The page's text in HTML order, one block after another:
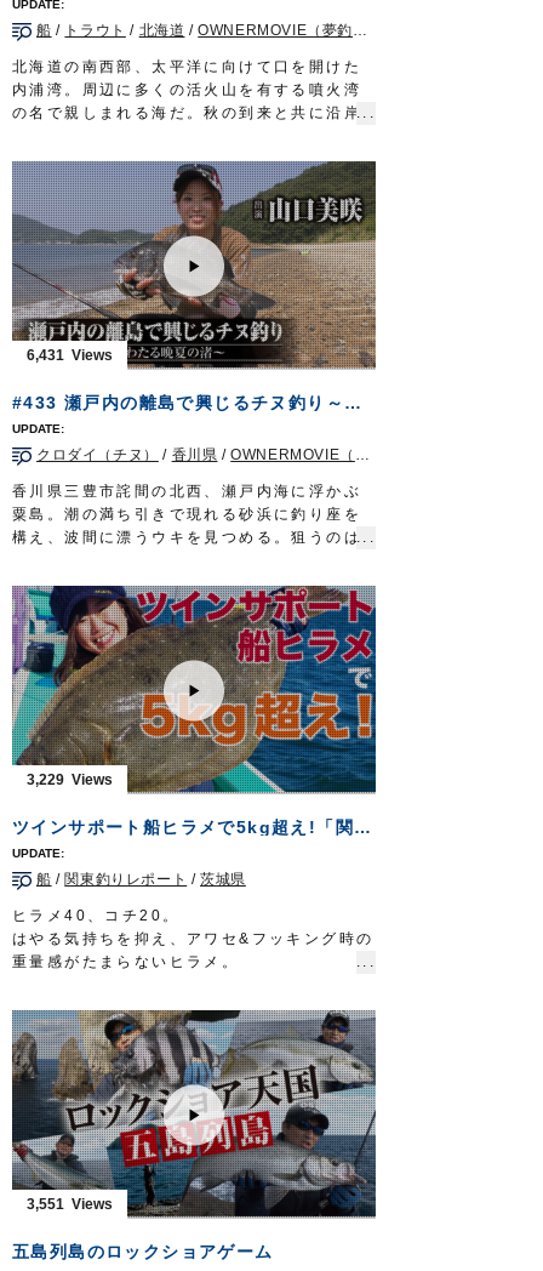
・ファイアツイン120g
・ショートジグアシスト1/0
・STX-58#3
■撮影協力
平戸市田平/あじか磯釣りセンター様
2021年11月20日に放送された『ルアーパラ
おります。
ルアーパラダイス九州TV TVQ九州放送 毎
週土曜日 朝5時30分～6時放送
OWNERMOVIEhttp://ownertv.jp/
オーナーばりwebsite
http://www.owner.co.jp
ルアーパラダイス九州オンライン
http://lurepara.tsuribito.co.jp/
船 / トラウト / 北海道 /OWNERMOVIE（夢釣行）
北海道の南西部、太平洋に向けて口を開けた
内浦湾。周辺に多くの活火山を有する噴火湾
の名で親しまれる海だ。秋の到来と共に沿岸
のは、この時期、接岸するシロザケ。日本人
に馴染み深い魚は食味抜群な上にパワフルな
ファイトを堪能できる季節限定のターゲット
だ。
噴火湾の風物詩、秋味釣りに挑むのは田邉共
継さん。札幌の大手釣具店に３０年以上勤
め、この夏、第二の人生を歩み始めた。
遡上を前にしたシロザケは警戒心が強く、滅
多に口を使わない。一筋縄ではいかない旬の
魚に熟練の釣技を駆使し迫りゆく。
ロッド：アキアジ専用ロッド 13ft
リール：中型スピニングリール
メインライン：PE 2号
リーダー：フロロ 8号
ウキ：アキアジフロート LL
スプーン：アキアジスプーン 45g
ルアー：タコベイト 2号
タックル②
ロッド：アキアジ専用ロッド 11ft5in
リール：中型スピニングリール
メインライン：PE 1.5号
リーダー：フロロ 8号
ハリス：ナイロン 5号
ウキ：アキアジスティック 6号／8号
ルアー：タコベイト 1.5号
ハリ：カット フカセ 16号
OWNERMOVIEhttp://ownertv.jp/
オーナーばりwebsite
http://www.owner.co.jp
6,431
#433 瀬戸内の離島で興じるチヌ釣り～潮風わたる晩夏の渚～
クロダイ（チヌ） / 香川県 /OWNERMOVIE（夢釣行）
香川県三豊市詫間の北西、瀬戸内海に浮かぶ
粟島。潮の満ち引きで現れる砂浜に釣り座を
構え、波間に漂うウキを見つめる。狙うのは
の名で親しまれる釣り味際立つターゲット
だ。
チヌに対峙するのは山口美咲さん。岡山を拠
点に活躍する、うら若き磯釣り師だ。浜辺か
ら挑むのは初めて…荒磯とは異なる、穏やか
な釣り。渚をわたる潮風に秋の気配を仄かに
感じながら、瀬戸内の離島で極上のチヌと戯
れる。
タックル①
竿：チヌ竿 0.6号 5.3m
キ）
道糸：ナイロン 1.7号
ハリス：フロロ 1.5号
ハリ：
速手チヌ
2号
タックル②
竿：チヌ竿 0.6号 5.3m
キ）
道糸：ナイロン 1.7号
ハリス：フロロ 1.7〜2号
ウキ：円錐ウキ G5
ハリ：サスガチヌ2号
放送日 2020年9月27日
OWNERMOVIEhttp://ownertv.jp/
オーナーばりwebsite
http://www.owner.co.jp
3,229
ツインサポート船ヒラメで5kg超え!「関東釣りレポートVol.9」
船 /関東釣りレポート /茨城県
ヒラメ40、コチ20。
はやる気持ちを抑え、アワセ&フッキング時の
重量感がたまらないヒラメ。
味。
そんな寒ビラメを狙うため、釣女・白井亜美
さんと弊社スタッフ赤沼行紀が、鹿島沖横流
し釣りに挑みました。
新製品ツインサポート船ヒラメの使い方と、
渋い状況での釣り方を白井さんが徹底解説。
イワシに負担をかけず元気に泳がせるツイン
サポートフックが、最後にドラマを巻き起こ
します。
ぜひご覧ください。
ツインサポート船ヒラメ
3,551
五島列島のロックショアゲーム